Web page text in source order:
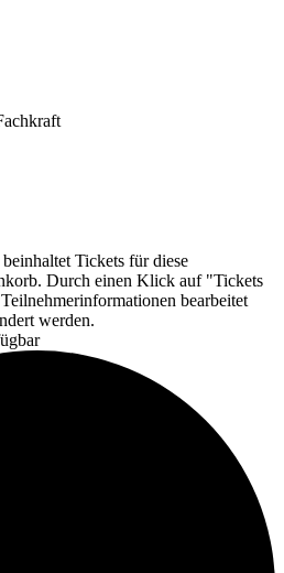
Tickets für diese
Durch einen Klick auf "Tickets
bearbeitet
werden.